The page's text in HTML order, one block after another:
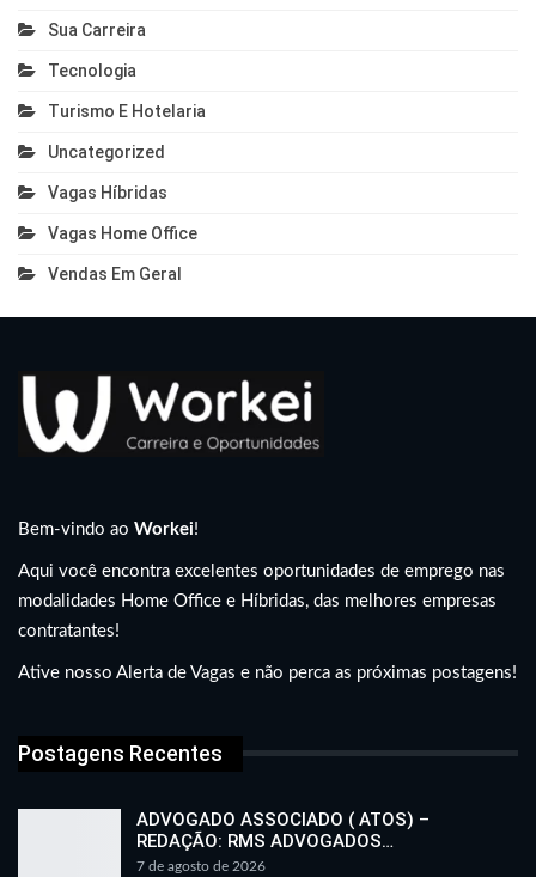
Sua Carreira
Tecnologia
Turismo E Hotelaria
Uncategorized
Vagas Híbridas
Vagas Home Office
Vendas Em Geral
Bem-vindo ao Workei!
Aqui você encontra excelentes oportunidades de emprego nas
modalidades Home Office e Híbridas, das melhores empresas
contratantes!
Ative nosso Alerta de Vagas e não perca as próximas postagens!
Postagens Recentes
ADVOGADO ASSOCIADO ( ATOS) –
REDAÇÃO: RMS ADVOGADOS…
7 de agosto de 2026